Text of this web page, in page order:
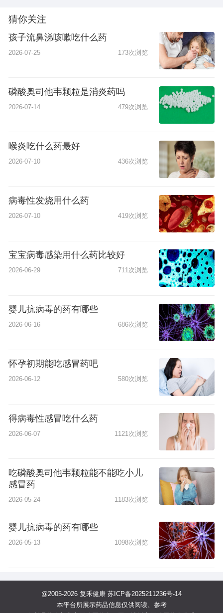
猜你关注
孩子流鼻涕咳嗽吃什么药
2026-07-25 173次浏览
磷酸奥司他韦颗粒是消炎药吗
2026-07-14 479次浏览
喉炎吃什么药最好
2026-07-10 436次浏览
病毒性发烧用什么药
2026-07-10 419次浏览
宝宝病毒感染用什么药比较好
2026-06-29 711次浏览
婴儿抗病毒的药有哪些
2026-06-16 686次浏览
怀孕初期能吃感冒药吧
2026-06-12 580次浏览
得病毒性感冒吃什么药
2026-06-07 1121次浏览
吃磷酸奥司他韦颗粒能不能吃小儿
感冒药
2026-05-24 1183次浏览
婴儿抗病毒的药有哪些
2026-05-13 1098次浏览
@2005-2026 复禾健康 苏ICP备2025211236号-14
本平台所展示药品信息仅供阅读、参考